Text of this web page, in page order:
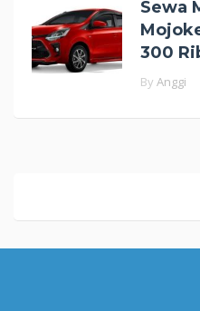
Sewa
300
By Anggi